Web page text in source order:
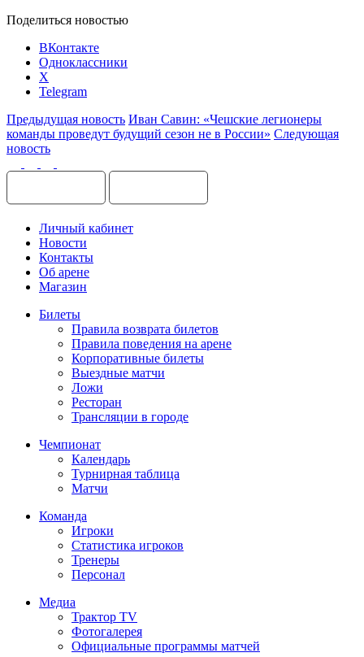
Поделиться новостью
ВКонтакте
Одноклассники
X
Telegram
Предыдущая новость Иван Савин: «Чешские легионеры
команды проведут будущий сезон не в России» Следующая
новость
Личный кабинет
Новости
Контакты
Об арене
Магазин
Билеты
Правила возврата билетов
Правила поведения на арене
Корпоративные билеты
Выездные матчи
Ложи
Ресторан
Трансляции в городе
Чемпионат
Календарь
Турнирная таблица
Матчи
Команда
Игроки
Статистика игроков
Тренеры
Персонал
Медиа
Трактор TV
Фотогалерея
Официальные программы матчей